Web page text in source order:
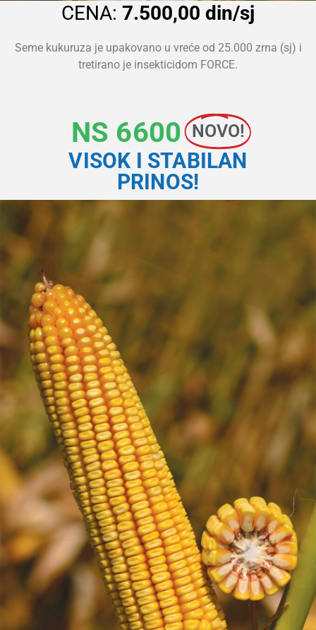
CENA: 7.500,00 din/sj
Seme kukuruza je upakovano u vreće od 25.000 zrna (sj) i
tretirano je insekticidom FORCE.
NS 6600 NOVO!
VISOK I STABILAN
PRINOS!